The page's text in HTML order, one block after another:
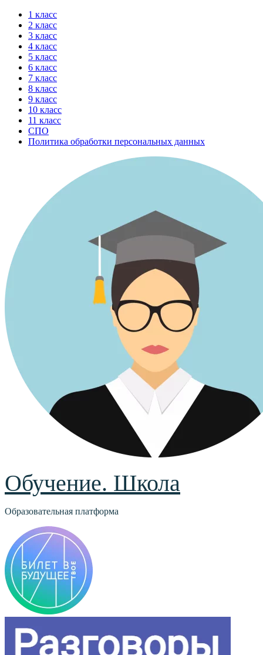
Перейти
содержимому
1 класс
2 класс
3 класс
4 класс
5 класс
6 класс
7 класс
8 класс
9 класс
10 класс
11 класс
СПО
Политика обработки персональных данных
Обучение. Школа
Образовательная платформа